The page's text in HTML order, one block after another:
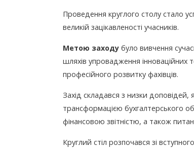
Проведення круглого столу стало
великій зацікавленості учасників.
Метою заходу було вивчення
шляхів упровадження інноваційних
професійного розвитку фахівців.
Захід складався з низки
трансформацією бухгалтерського
фінансовою звітністю, а також
Круглий стіл розпочався зі